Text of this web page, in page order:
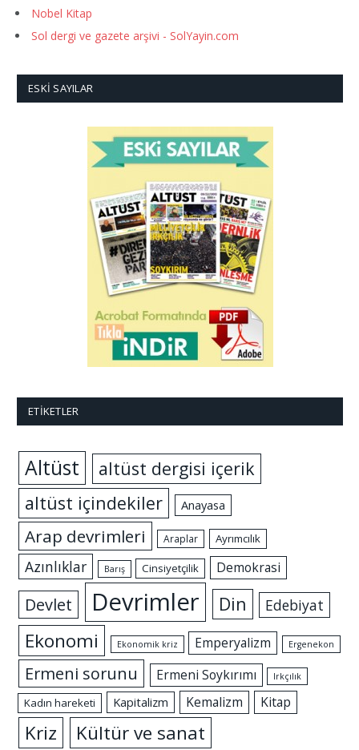
Nobel Kitap
Sol dergi ve gazete arşivi - SolYayin.com
ESKI SAYILAR
ETIKETLER
Altüst
altüst dergisi içerik
altüst içindekiler
Anayasa
Arap devrimleri Araplar Ayrımcılık
Azınlıklar Barış Cinsiyetçilik Demokrasi
Devlet Devrimler Din Edebiyat
Ekonomi Ekonomik kriz Emperyalizm Ergenekon
Ermeni sorunu Ermeni Soykırımı Irkçılık
Kadın hareketi Kapitalizm Kemalizm Kitap
Kriz Kültür ve sanat